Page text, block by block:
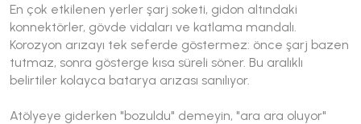
En çok etkilenen yerler şarj soketi, gidon altındaki
konnektörler, gövde vidaları ve katlama mandalı.
Korozyon arızayı tek seferde göstermez: önce şarj bazen
tutmaz, sonra gösterge kısa süreli söner. Bu aralıklı
belirtiler kolayca batarya arızası sanılıyor.
Atölyeye giderken "bozuldu" demeyin, "ara ara oluyor"